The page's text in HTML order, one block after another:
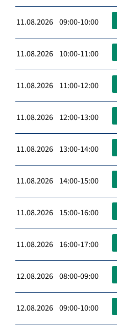
11.08.2026 09:00-10:00
11.08.2026 10:00-11:00
11.08.2026 11:00-12:00
11.08.2026 12:00-13:00
11.08.2026 13:00-14:00
11.08.2026 14:00-15:00
11.08.2026 15:00-16:00
11.08.2026 16:00-17:00
12.08.2026 08:00-09:00
12.08.2026 09:00-10:00